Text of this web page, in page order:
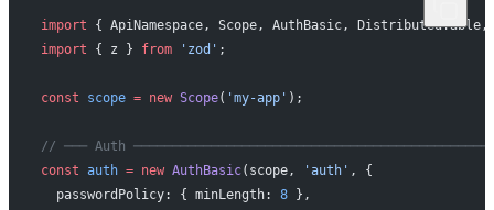
import { ApiNamespace, Scope, AuthBasic,
import { z } from 'zod' ;
const scope = new Scope( 'my-app' );
// ─── Auth
const auth = new AuthBasic(scope, 'auth' , {
  passwordPolicy: { minLength:
8 },